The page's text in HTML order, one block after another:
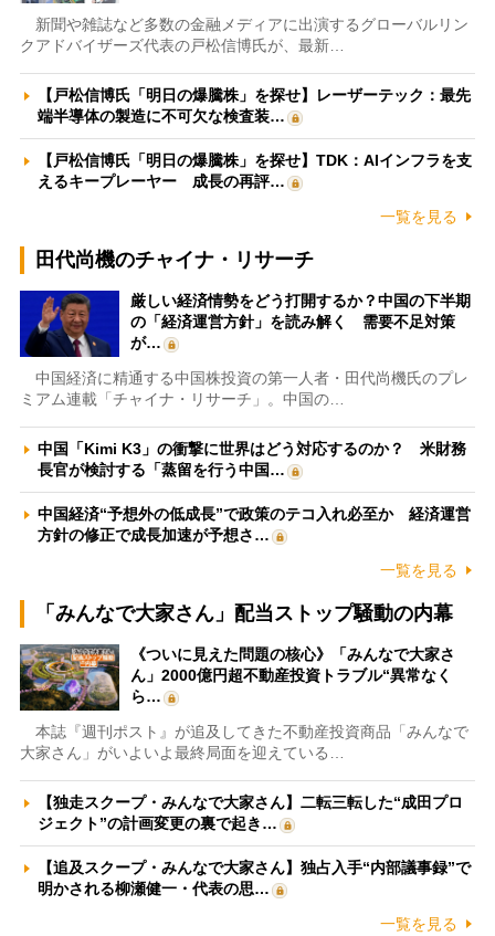
新聞や雑誌など多数の金融メディアに出演するグローバルリン
クアドバイザーズ代表の戸松信博氏が、最新…
【戸松信博氏「明日の爆騰株」を探せ】レーザーテック：最先
端半導体の製造に不可欠な検査装…
【戸松信博氏「明日の爆騰株」を探せ】TDK：AIインフラを支
えるキープレーヤー 成長の再評…
一覧を見る
田代尚機のチャイナ・リサーチ
厳しい経済情勢をどう打開するか？中国の下半期
の「経済運営方針」を読み解く 需要不足対策
が…
中国経済に精通する中国株投資の第一人者・田代尚機氏のプレ
ミアム連載「チャイナ・リサーチ」。中国の…
中国「Kimi K3」の衝撃に世界はどう対応するのか？ 米財務
長官が検討する「蒸留を行う中国…
中国経済“予想外の低成長”で政策のテコ入れ必至か 経済運営
方針の修正で成長加速が予想さ…
一覧を見る
「みんなで大家さん」配当ストップ騒動の内幕
《ついに見えた問題の核心》「みんなで大家さ
ん」2000億円超不動産投資トラブル“異常なく
ら…
本誌『週刊ポスト』が追及してきた不動産投資商品「みんなで
大家さん」がいよいよ最終局面を迎えている…
【独走スクープ・みんなで大家さん】二転三転した“成田プロ
ジェクト”の計画変更の裏で起き…
【追及スクープ・みんなで大家さん】独占入手“内部議事録”で
明かされる柳瀬健一・代表の思…
一覧を見る